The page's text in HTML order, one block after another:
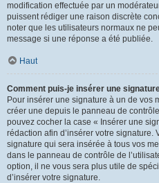
modification effectuée par un
puissent rédiger une raison discrète
noter que les utilisateurs normaux ne
message si une réponse a été publiée.
Haut
Comment puis-je insérer une
Pour insérer une signature à un de vos
créer une depuis le panneau de
pouvez cocher la case « Insérer une
rédaction afin d’insérer votre signature.
signature qui sera insérée à tous vos
dans le panneau de contrôle de
option, il ne vous sera plus utile de
d’insérer votre signature.